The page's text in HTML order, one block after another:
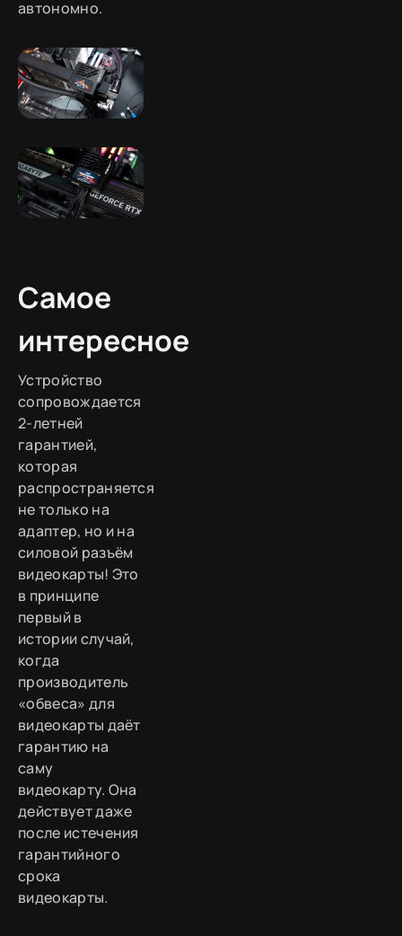
автономно.
Самое
интересное
Устройство
сопровождается
2-летней
гарантией,
которая
распространяется
не только на
адаптер, но и на
силовой разъём
видеокарты! Это
в принципе
первый в
истории случай,
когда
производитель
«обвеса» для
видеокарты даёт
гарантию на
саму
видеокарту. Она
действует даже
после истечения
гарантийного
срока
видеокарты.